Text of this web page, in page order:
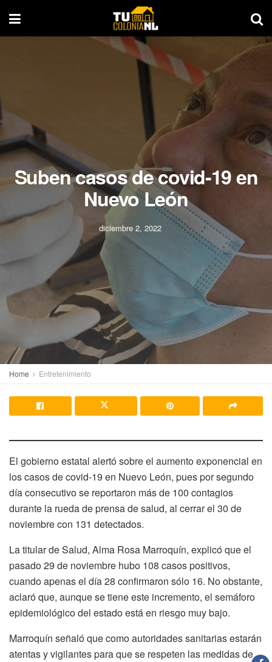
Suben casos de covid-19 en
Nuevo León
diciembre 2, 2022
Home Entretenimiento
El gobierno estatal alertó sobre el aumento exponencial en
los casos de covid-19 en Nuevo León, pues por segundo
día consecutivo se reportaron más de 100 contagios
durante la rueda de prensa de salud, al cerrar el 30 de
noviembre con 131 detectados.
La titular de Salud, Alma Rosa Marroquín, explicó que el
pasado 29 de noviembre hubo 108 casos positivos,
cuando apenas el día 28 confirmaron sólo 16. No obstante,
aclaró que, aunque se tiene este incremento, el semáforo
epidemiológico del estado está en riesgo muy bajo.
Marroquín señaló que como autoridades sanitarias estarán
atentas y vigilantes para que se respeten las medidas de